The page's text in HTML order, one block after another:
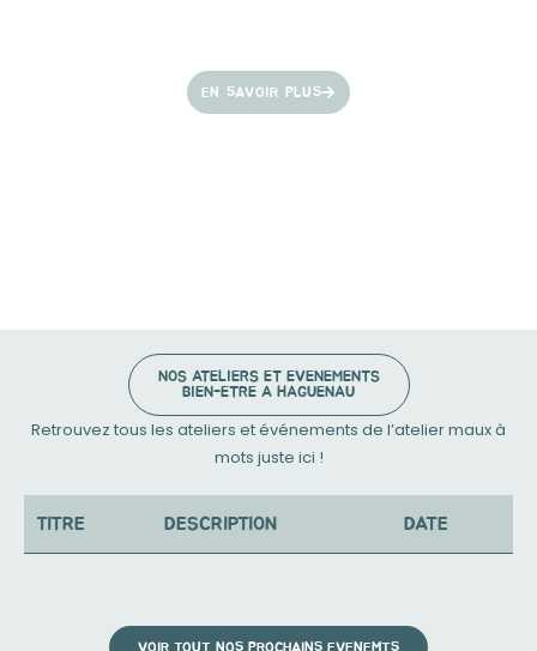
EN SAVOIR PLUS
NOS ATELIERS ET EVENEMENTS
BIEN-ETRE A HAGUENAU
Retrouvez tous les ateliers et événements de l’atelier maux à
mots juste ici !
TITRE DESCRIPTION DATE
VOIR TOUT NOS PROCHAINS EVENEMTS